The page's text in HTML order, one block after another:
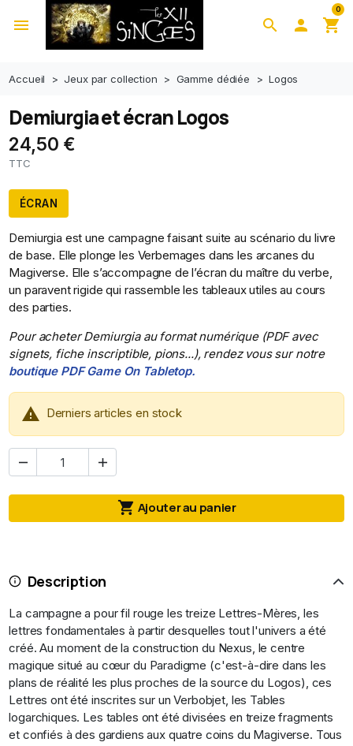
search
menu  shopping_cart
0
Accueil Jeux par collection Gamme dédiée Logos
Demiurgia et écran Logos
24,50 €
TTC
ÉCRAN
Demiurgia est une campagne faisant suite au scénario du livre
de base. Elle plonge les Verbemages dans les arcanes du
Magiverse. Elle s’accompagne de l’écran du maître du verbe,
un paravent rigide qui rassemble les tableaux utiles au cours
des parties.
Pour acheter Demiurgia au format numérique (PDF avec
signets, fiche inscriptible, pions...), rendez vous sur notre
boutique PDF Game On Tabletop.
 Derniers articles en stock
 
 Ajouter au panier
Description
La campagne a pour fil rouge les treize Lettres-Mères, les
lettres fondamentales à partir desquelles tout l'univers a été
créé. Au moment de la construction du Nexus, le centre
magique situé au cœur du Paradigme (c'est-à-dire dans les
plans de réalité les plus proches de la source du Logos), ces
Lettres ont été inscrites sur un Verbobjet, les Tables
logarchiques. Les tables ont été divisées en treize fragments
et confiés à des gardiens aux quatre coins du Magiverse. Tous